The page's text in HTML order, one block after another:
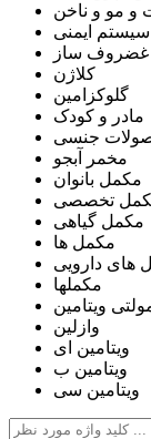
مو و ناخن
ایمنی
ساز
کلاژن
گلوکزامین
مادر و کودک
جنسی
مخمر آبجو
مکمل بانوان
تخصصی
مکمل گیاهی
مکمل ها
های دارویی
مکملها
ویتامین
وازلین
ویتامین ای
ویتامین ب
ویتامین سی